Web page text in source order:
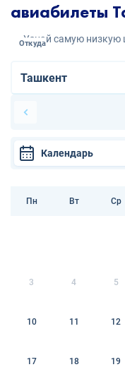
авиабилеты
Узнай самую низкую
Откуда
Календарь
Пн Вт Ср
3 4 5
10 11 12
17 18 19